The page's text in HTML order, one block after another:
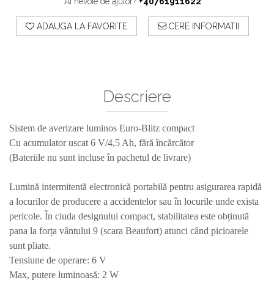
ADAUGA LA FAVORITE CERE INFORMATII
Descriere
Sistem de averizare luminos Euro-Blitz compact
Cu acumulator uscat 6 V/4,5 Ah, fără încărcător
(Bateriile nu sunt incluse în pachetul de livrare)
Lumină intermitentă electronică portabilă pentru asigurarea rapidă
a locurilor de producere a accidentelor sau în locurile unde exista
pericole. În ciuda designului compact, stabilitatea este obținută
pana la forța vântului 9 (scara Beaufort) atunci când picioarele
sunt pliate.
Tensiune de operare: 6 V
Max, putere luminoasă: 2 W